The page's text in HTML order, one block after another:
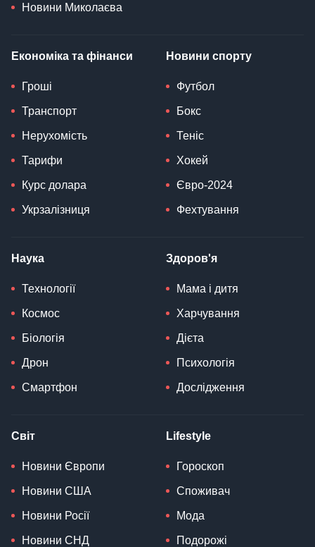
Новини Миколаєва
Економіка та фінанси
Гроші
Транспорт
Нерухомість
Тарифи
Курс долара
Укрзалізниця
Новини спорту
Футбол
Бокс
Теніс
Хокей
Євро-2024
Фехтування
Наука
Технології
Космос
Біологія
Дрон
Смартфон
Здоров'я
Мама і дитя
Харчування
Дієта
Психологія
Дослідження
Світ
Новини Європи
Новини США
Новини Росії
Новини СНД
Lifestyle
Гороскоп
Споживач
Мода
Подорожі